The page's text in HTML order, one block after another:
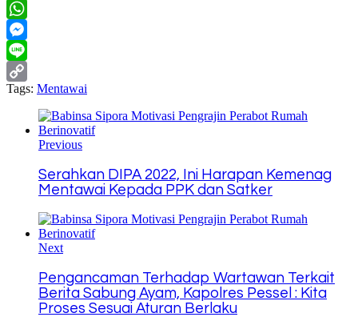
Twitter
WhatsApp
Messenger
Line
Copy
Tags: Mentawai
Previous
Serahkan DIPA 2022, Ini Harapan Kemenag
Mentawai Kepada PPK dan Satker
Next
Pengancaman Terhadap Wartawan Terkait
Berita Sabung Ayam, Kapolres Pessel : Kita
Proses Sesuai Aturan Berlaku